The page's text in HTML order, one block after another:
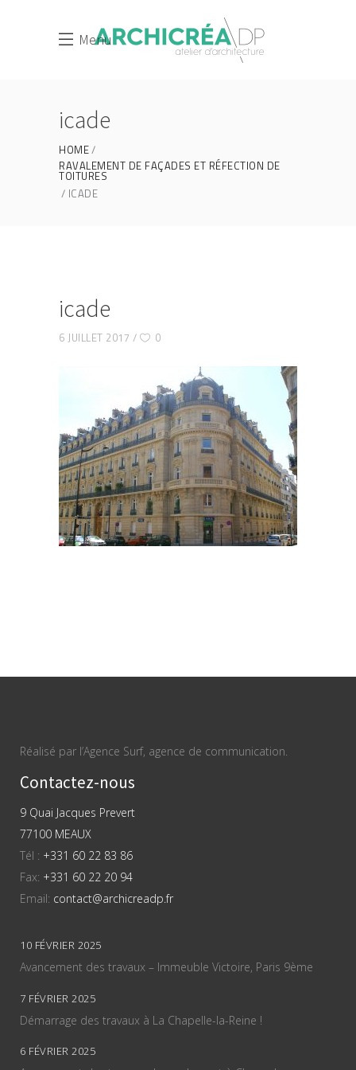
Menu
icade
HOME
RAVALEMENT DE FAÇADES ET RÉFECTION DE
TOITURES
ICADE
icade
6 JUILLET 2017 0
Réalisé par l’Agence Surf, agence de communication.
Contactez-nous
9 Quai Jacques Prevert
77100 MEAUX
Tél : +331 60 22 83 86
Fax: +331 60 22 20 94
Email: contact@archicreadp.fr
10 FÉVRIER 2025
Avancement des travaux – Immeuble Victoire, Paris 9ème
7 FÉVRIER 2025
Démarrage des travaux à La Chapelle-la-Reine !
6 FÉVRIER 2025